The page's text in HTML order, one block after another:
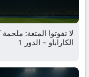
لا تفوتوا المتعة:
الكاراباو – الدور 1